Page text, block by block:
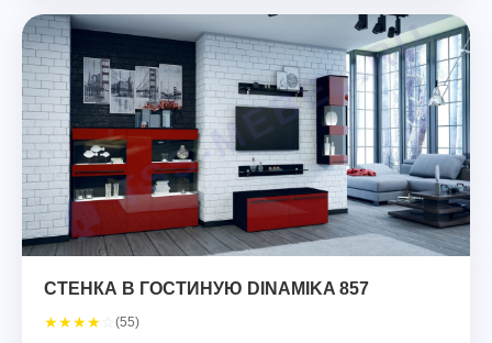
СТЕНКА В ГОСТИНУЮ DINAMIKA 857
★★★★ (55)